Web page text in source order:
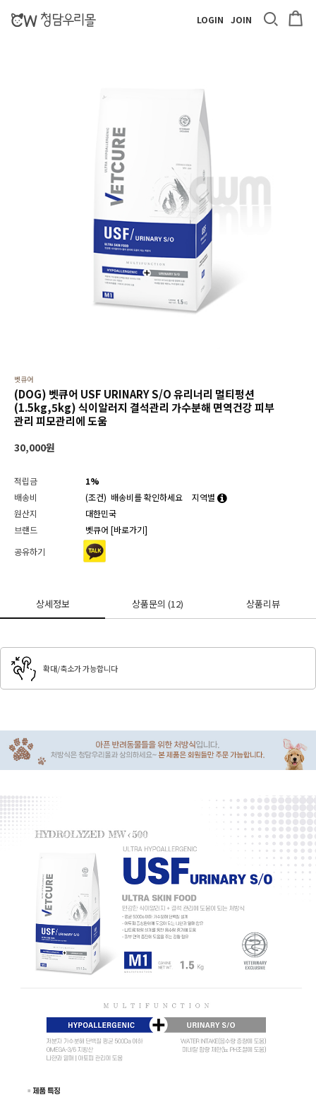
LOGIN JOIN
벳큐어
(DOG) 벳큐어 USF URINARY S/O 유리너리 멀티펑션
(1.5kg,5kg) 식이알러지 결석관리 가수분해 면역건강 피부
관리 피모관리에 도움
30,000원
적립금
1%
배송비
(조건) 배송비를 확인하세요
지역별
원산지
대한민국
브랜드
벳큐어 [바로가기]
공유하기
상세정보 상품문의(12) 상품리뷰
확대/축소가 가능합니다